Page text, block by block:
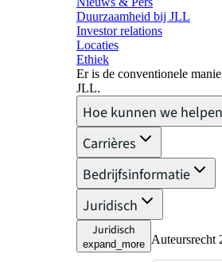
Duurzaamheid bij JLL
Investor relations
Locaties
Ethiek
Er is de conventionele
JLL.
Hoe kunnen we
Carrières
Bedrijfsinformatie
Juridisch
Juridisch
expand_more Auteursrecht